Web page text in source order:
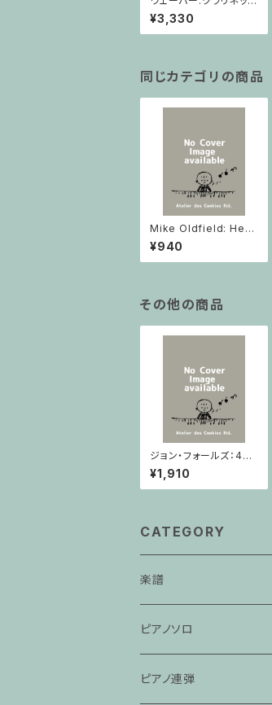
小協奏曲(breitkopf) /
フルスコア
¥3,330
同じカテゴリの商品
Mike Oldfield: Herg
est Ridge / ピアノ
¥940
その他の商品
ジョン・フォールズ：4月
- イングランド / ピアノ
ソロ
¥1,910
CATEGORY
楽譜
ピアノソロ
ピアノ連弾